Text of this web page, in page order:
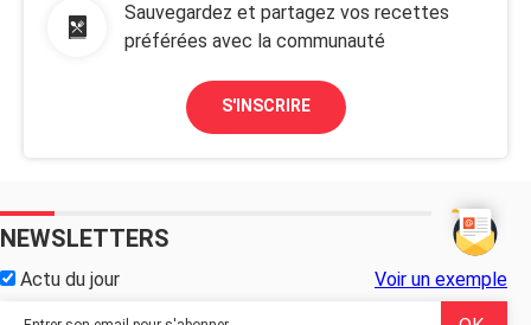
Sauvegardez et partagez vos recettes
préférées avec la communauté
S'INSCRIRE
NEWSLETTERS
Actu du jour Voir un exemple